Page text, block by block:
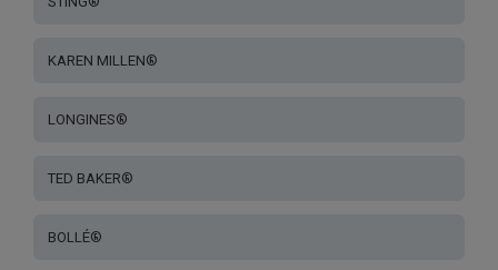
KAREN MILLEN®
LONGINES®
TED BAKER®
BOLLÉ®